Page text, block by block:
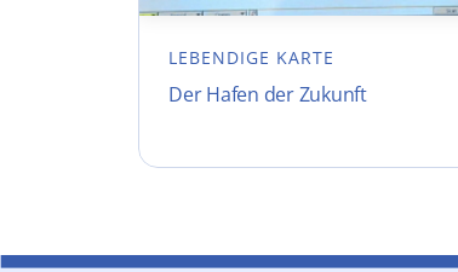
LEBENDIGE KARTE
Der Hafen der Zukunft